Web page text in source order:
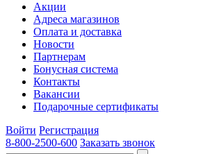
Акции
Адреса магазинов
Оплата и доставка
Новости
Партнерам
Бонусная система
Контакты
Вакансии
Подарочные сертификаты
Войти Регистрация
8-800-2500-600 Заказать звонок